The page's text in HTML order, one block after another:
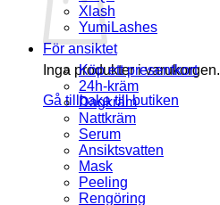
Inga produkter i varukorgen.
Gå tillbaka till butiken
Xlash
YumiLashes
För ansiktet
Köp ett presentkort
24h-kräm
Dagkräm
Nattkräm
Serum
Ansiktsvatten
Mask
Peeling
Rengöring